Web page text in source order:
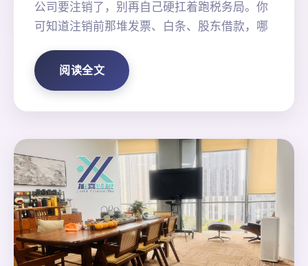
公司要注销了，别再自己硬扛着跑税务局。你
可知道注销前那堆发票、白条、股东借款，哪
阅读全文